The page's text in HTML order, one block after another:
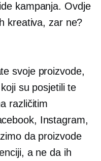
kampanja. Ovdje
kreativa, zar ne?
svoje proizvode,
su posjetili te
različitim
Instagram,
da proizvode
a ne da ih